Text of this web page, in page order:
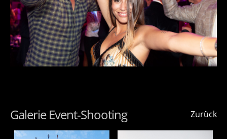
Zurück
Galerie Event-Shooting